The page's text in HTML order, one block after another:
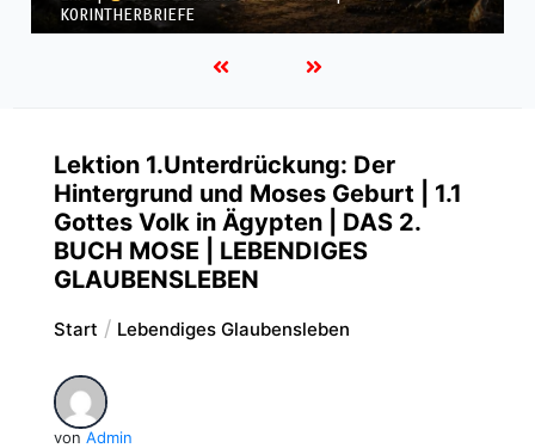
KORINTHERBRIEFE
Lektion 1.Unterdrückung: Der
Hintergrund und Moses Geburt | 1.1
Gottes Volk in Ägypten | DAS 2.
BUCH MOSE | LEBENDIGES
GLAUBENSLEBEN
Start Lebendiges Glaubensleben
von Admin